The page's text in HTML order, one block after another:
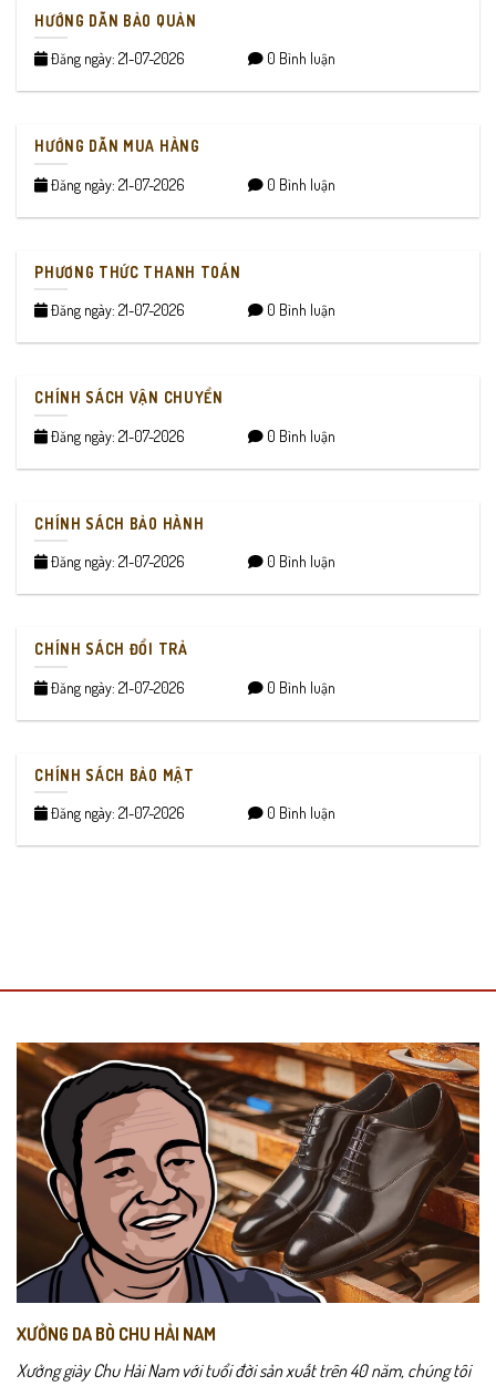
HƯỚNG DẪN BẢO QUẢN
Đăng ngày: 21-07-2026 0 Bình luận
HƯỚNG DẪN MUA HÀNG
Đăng ngày: 21-07-2026 0 Bình luận
PHƯƠNG THỨC THANH TOÁN
Đăng ngày: 21-07-2026 0 Bình luận
CHÍNH SÁCH VẬN CHUYỂN
Đăng ngày: 21-07-2026 0 Bình luận
CHÍNH SÁCH BẢO HÀNH
Đăng ngày: 21-07-2026 0 Bình luận
CHÍNH SÁCH ĐỔI TRẢ
Đăng ngày: 21-07-2026 0 Bình luận
CHÍNH SÁCH BẢO MẬT
Đăng ngày: 21-07-2026 0 Bình luận
XƯỞNG DA BÒ CHU HẢI NAM
Xưởng giày Chu Hải Nam với tuổi đời sản xuất trên 40 năm, chúng tôi